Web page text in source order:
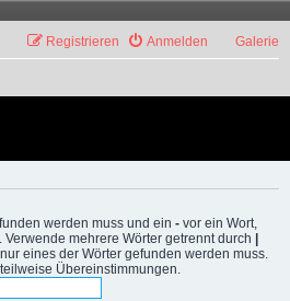
Galerie
Anmelden
Registrieren
werden muss und ein - vor ein Wort,
mehrere Wörter getrennt durch |
eines der Wörter gefunden werden muss.
Übereinstimmungen.